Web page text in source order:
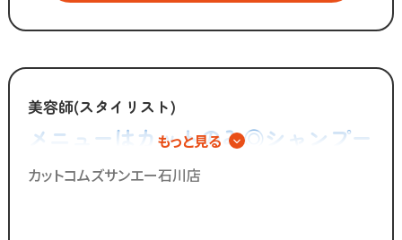
そんな働き方はもう古い。
カット専門店の「カットコムズ」。
「今より稼げるけど、ホワイトな労働環境」
で一緒に働きませんか？
美容師(スタイリスト)
メニューはカットのみ◎シャンプー
やカラー、パーマの施術は一切無い
もっと見る
カットコムズサンエー石川店